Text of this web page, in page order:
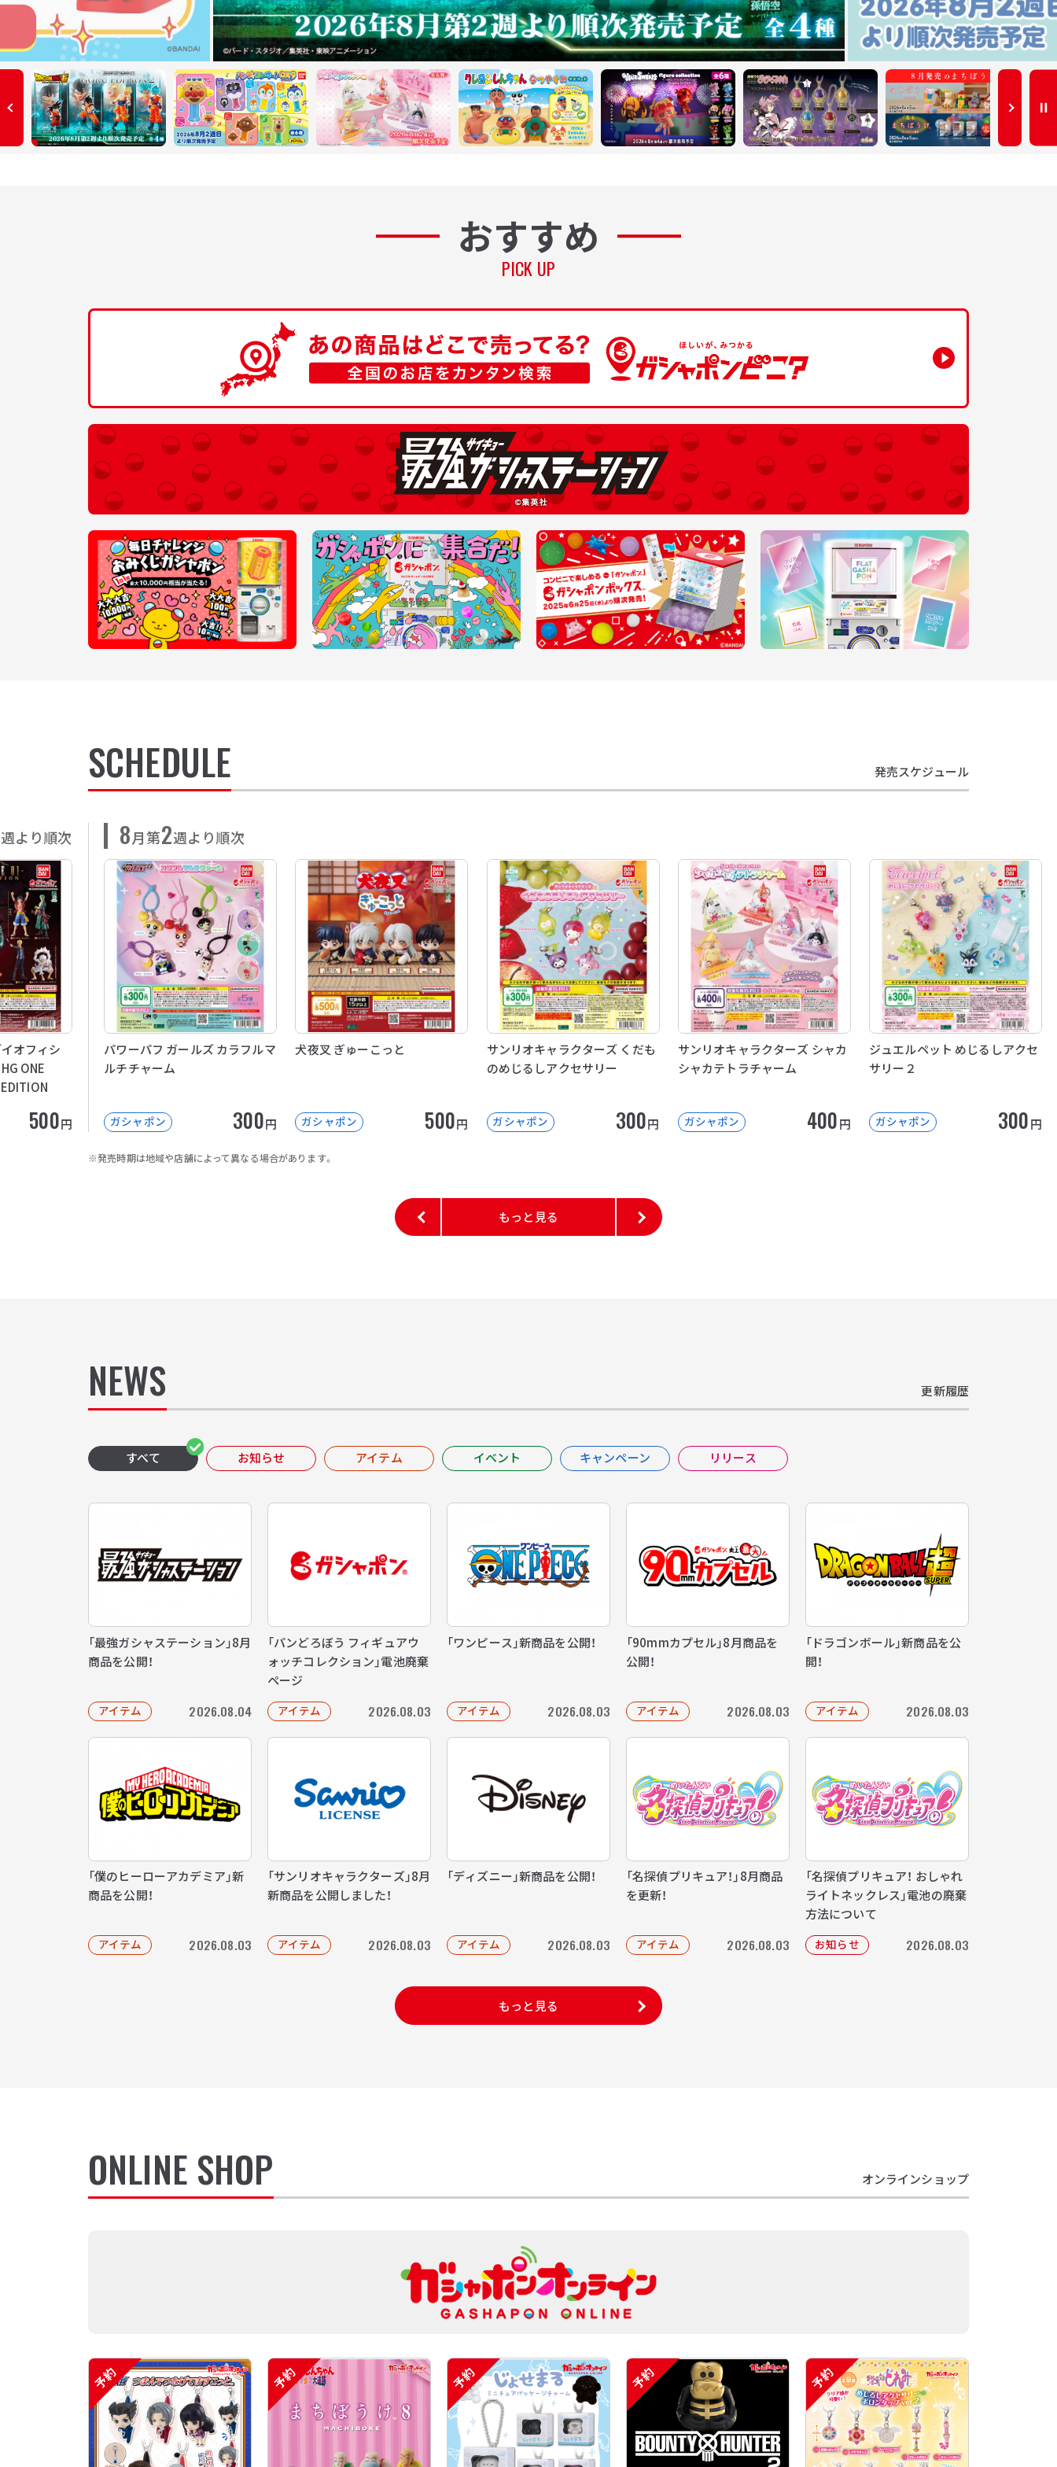
おすすめ
PICK UP
SCHEDULE 発売スケジュール
週より順次
オフィシ
ONE
500円
8月第2週より順次
パワーパフ ガールズ カラフルマ
ルチチャーム
ガシャポン 300円
犬夜叉 ぎゅーこっと
ガシャポン 500円
サンリオキャラクターズ くだも
のめじるしアクセサリー
ガシャポン 300円
サンリオキャラクターズ シャカ
シャカテトラチャーム
ガシャポン 400円
ジュエルペット めじるしアクセ
サリー２
ガシャポン 300円
※発売時期は地域や店舗によって異なる場合があります。
もっと見る
NEWS 更新履歴
すべて お知らせ アイテム イベント キャンペーン リリース
「最強ガシャステーション」8月
商品を公開！
アイテム 2026.08.04
「パンどろぼう フィギュアウ
ォッチコレクション」電池廃棄
ページ
アイテム 2026.08.03
「ワンピース」新商品を公開！
アイテム 2026.08.03
「90mmカプセル」8月商品を
公開！
アイテム 2026.08.03
「ドラゴンボール」新商品を公
開！
アイテム 2026.08.03
「僕のヒーローアカデミア」新
商品を公開！
アイテム 2026.08.03
「サンリオキャラクターズ」8月
新商品を公開しました！
アイテム 2026.08.03
「ディズニー」新商品を公開！
アイテム 2026.08.03
「名探偵プリキュア！」8月商品
を更新！
アイテム 2026.08.03
「名探偵プリキュア！ おしゃれ
ライトネックレス」電池の廃棄
方法について
お知らせ 2026.08.03
もっと見る
ONLINE SHOP オンラインショップ
予約 予約 予約 予約 予約